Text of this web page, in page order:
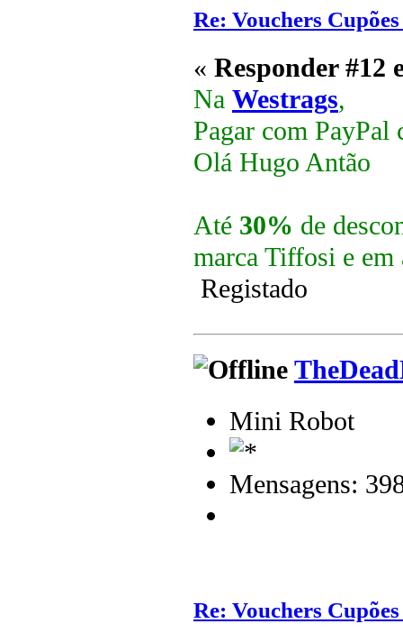
Re: Vouchers
« Responder #12
Na Westrags,
Pagar com PayPal
Olá Hugo Antão
Até 30% de
marca Tiffosi e
Registado
Mini Robot
Mensagens:
Re: Vouchers